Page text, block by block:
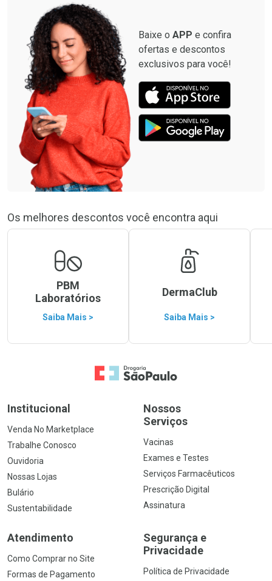
Baixe o APP e confira
ofertas e descontos
exclusivos para você!
Os melhores descontos você encontra aqui
PBM
Laboratórios
Saiba Mais >
DermaClub
Saiba Mais >
Ir para a Home
Institucional
Venda No Marketplace
Trabalhe Conosco
Ouvidoria
Nossas Lojas
Bulário
Sustentabilidade
Nossos
Serviços
Vacinas
Exames e Testes
Serviços Farmacêuticos
Prescrição Digital
Assinatura
Atendimento
Como Comprar no Site
Formas de Pagamento
Segurança e
Privacidade
Política de Privacidade